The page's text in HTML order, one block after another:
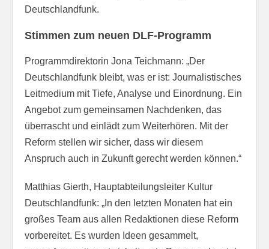
Deutschlandfunk.
Stimmen zum neuen DLF-Programm
Programmdirektorin Jona Teichmann: „Der
Deutschlandfunk bleibt, was er ist: Journalistisches
Leitmedium mit Tiefe, Analyse und Einordnung. Ein
Angebot zum gemeinsamen Nachdenken, das
überrascht und einlädt zum Weiterhören. Mit der
Reform stellen wir sicher, dass wir diesem
Anspruch auch in Zukunft gerecht werden können.“
Matthias Gierth, Hauptabteilungsleiter Kultur
Deutschlandfunk: „In den letzten Monaten hat ein
großes Team aus allen Redaktionen diese Reform
vorbereitet. Es wurden Ideen gesammelt,